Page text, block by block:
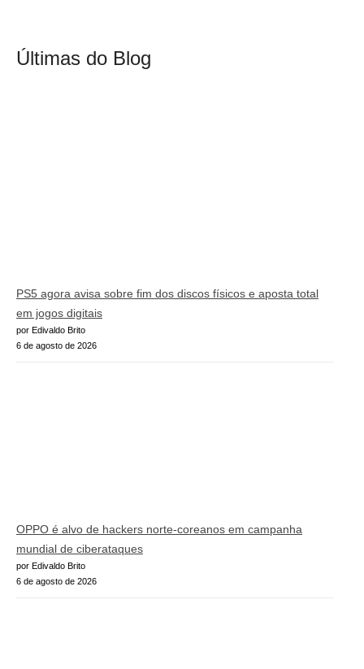
Últimas do Blog
PS5 agora avisa sobre fim dos discos físicos e aposta total
em jogos digitais
por Edivaldo Brito
6 de agosto de 2026
OPPO é alvo de hackers norte-coreanos em campanha
mundial de ciberataques
por Edivaldo Brito
6 de agosto de 2026